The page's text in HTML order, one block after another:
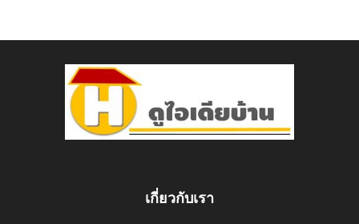
เกี่ยวกับเรา